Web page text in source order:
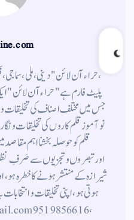
،حراء آن لائن" دینی ، ملی ،
پلیٹ فارم ہے " حراء آن لائن "
جس میں مختلف اصناف کی تخلیقات و
نوآموز قلم کاروں کی تخلیقات و
قلم کوحوصلہ بخشنا اہم
اورتبصروں وتجزیوں سے صَرفِ
شیرازہ کے منتشر ہونے کاخطرہ ہو
ہوتی ہو، اپنی تخلیقات و
، 9519856616 hiraonline2001@gmail.com